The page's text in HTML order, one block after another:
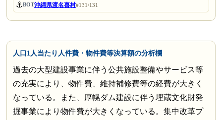
⚓BOT沖縄県渡名喜村#131/131
人口1人当たり人件費・物件費等決算額の分析欄
過去の大型建設事業に伴う公共施設整備やサービス等
の充実により、物件費、維持補修費等の経費が大きく
なっている。また、厚幌ダム建設に伴う埋蔵文化財発
掘事業により物件費が大きくなっている。集中改革プ